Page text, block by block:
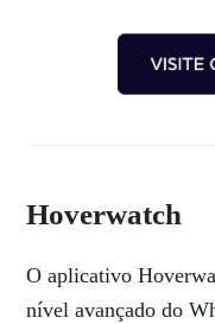
Hoverwatch
O aplicativo
nível avançado do